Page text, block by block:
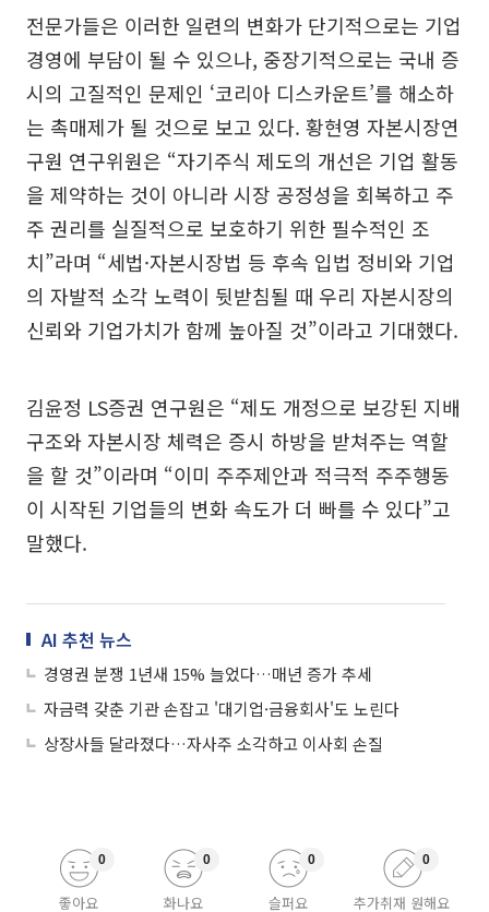
전문가들은 이러한 일련의 변화가 단기적으로는 기업
경영에 부담이 될 수 있으나, 중장기적으로는 국내 증
시의 고질적인 문제인 ‘코리아 디스카운트’를 해소하
는 촉매제가 될 것으로 보고 있다. 황현영 자본시장연
구원 연구위원은 “자기주식 제도의 개선은 기업 활동
을 제약하는 것이 아니라 시장 공정성을 회복하고 주
주 권리를 실질적으로 보호하기 위한 필수적인 조
치”라며 “세법·자본시장법 등 후속 입법 정비와 기업
의 자발적 소각 노력이 뒷받침될 때 우리 자본시장의
신뢰와 기업가치가 함께 높아질 것”이라고 기대했다.
김윤정 LS증권 연구원은 “제도 개정으로 보강된 지배
구조와 자본시장 체력은 증시 하방을 받쳐주는 역할
을 할 것”이라며 “이미 주주제안과 적극적 주주행동
이 시작된 기업들의 변화 속도가 더 빠를 수 있다”고
말했다.
AI 추천 뉴스
경영권 분쟁 1년새 15% 늘었다…매년 증가 추세
자금력 갖춘 기관 손잡고 '대기업·금융회사'도 노린다
상장사들 달라졌다…자사주 소각하고 이사회 손질
좋아요
0
화나요
0
슬퍼요
0
추가취재 원해요
0